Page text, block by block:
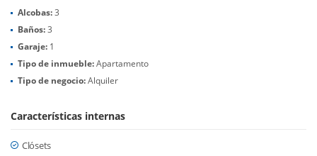
Alcobas:3
Baños:3
Garaje: 1
Tipo de inmueble:Apartamento
Tipo de negocio:Alquiler
Características internas
Clósets